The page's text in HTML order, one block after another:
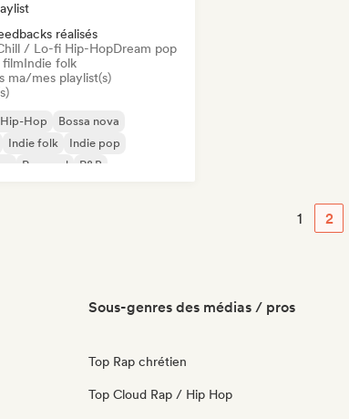
réalisés
/ Lo-fi Hip-HopDream pop
filmIndie folk
ma/mes playlist(s)
Hop
Bossa nova
Indie folk
Indie pop
Pop soul R&B
1 2
Sous-genres des médias / pros
Top Rap chrétien
Top Cloud Rap / Hip Hop